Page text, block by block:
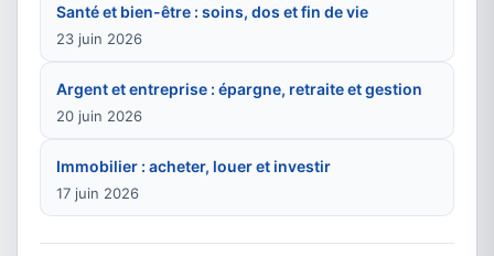
Santé et bien-être : soins, dos et fin de vie
23 juin 2026
Argent et entreprise : épargne, retraite et gestion
20 juin 2026
Immobilier : acheter, louer et investir
17 juin 2026